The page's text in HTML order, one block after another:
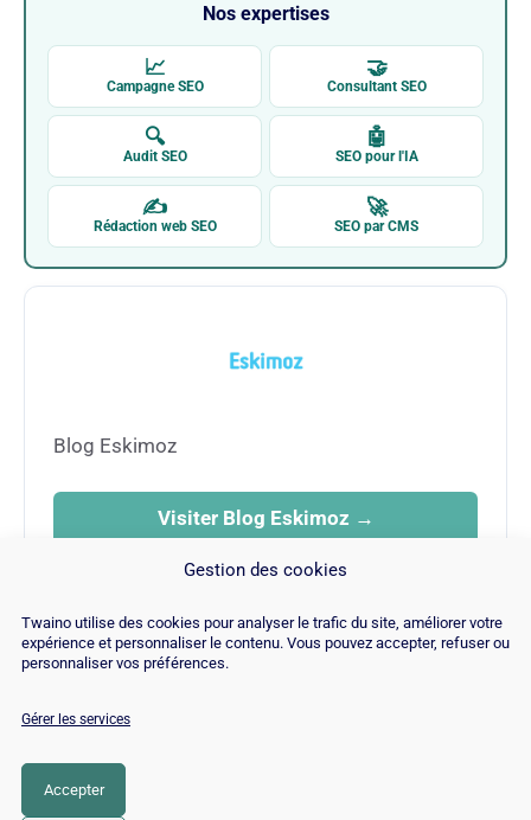
Gestion des cookies
Twaino utilise des cookies pour analyser le trafic du site, améliorer votre
expérience et personnaliser le contenu. Vous pouvez accepter, refuser ou
personnaliser vos préférences.
Gérer les services
Accepter
Nos expertises
📈
Campagne SEO
🤝
Consultant SEO
🔍
Audit SEO
🤖
SEO pour l'IA
✍
Rédaction web SEO
🚀
SEO par CMS
Blog Eskimoz
Visiter Blog Eskimoz →
© Copyright 2026 |
Recrutements